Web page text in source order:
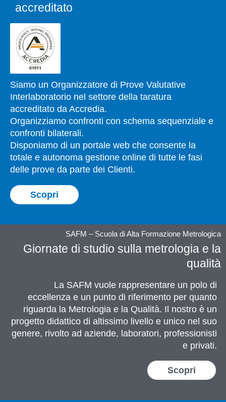
accreditato
Siamo un Organizzatore di Prove Valutative
Interlaboratorio nel settore della taratura
accreditato da Accredia.
Organizziamo confronti con schema sequenziale e
confronti bilaterali.
Disponiamo di un portale web che consente la
totale e autonoma gestione online di tutte le fasi
delle prove da parte dei Clienti.
Scopri
SAFM – Scuola di Alta Formazione Metrologica
Giornate di studio sulla metrologia e la
qualità
La SAFM vuole rappresentare un polo di
eccellenza e un punto di riferimento per quanto
riguarda la Metrologia e la Qualità. Il nostro è un
progetto didattico di altissimo livello e unico nel suo
genere, rivolto ad aziende, laboratori, professionisti
e privati.
Scopri